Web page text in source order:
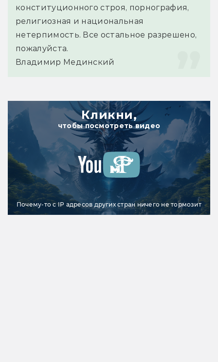
конституционного строя, порнография,
религиозная и национальная
нетерпимость. Все остальное разрешено,
пожалуйста.
Владимир Мединский
Кликни,
чтобы посмотреть видео
Почему-то с IP адресов других стран ничего не тормозит